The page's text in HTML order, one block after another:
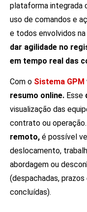
plataforma integrada
uso de comandos e
e todos envolvidos
dar agilidade no
em tempo real das
Com o Sistema GPM
resumo online. Esse
visualização das
contrato ou
remoto, é possível
deslocamento,
abordagem ou
(despachadas,
concluídas).